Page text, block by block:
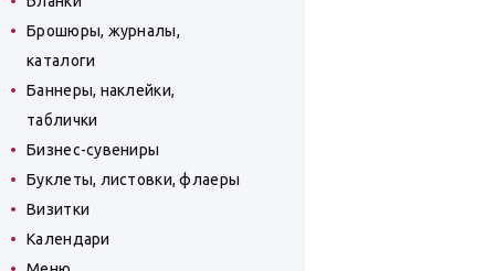
Брошюры, журналы,
каталоги
Баннеры, наклейки,
таблички
Бизнес-сувениры
Буклеты, листовки, флаеры
Визитки
Календари